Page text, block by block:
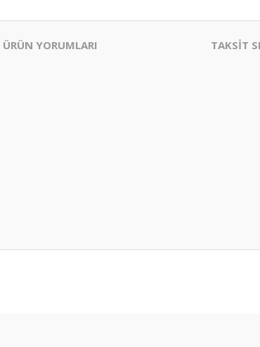
ÜRÜN YORUMLARI TAKSİT